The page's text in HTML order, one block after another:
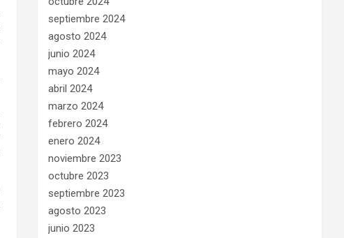
septiembre 2024
agosto 2024
junio 2024
mayo 2024
abril 2024
marzo 2024
febrero 2024
enero 2024
noviembre 2023
octubre 2023
septiembre 2023
agosto 2023
junio 2023